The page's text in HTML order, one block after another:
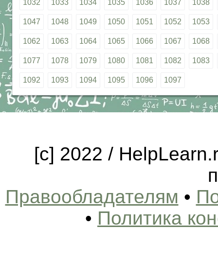
1032 1033 1034 1035 1036 1037 1038
1047 1048 1049 1050 1051 1052 1053
1062 1063 1064 1065 1066 1067 1068
1077 1078 1079 1080 1081 1082 1083
1092 1093 1094 1095 1096 1097
[c] 2022 /
Правообладателям •
• Политика